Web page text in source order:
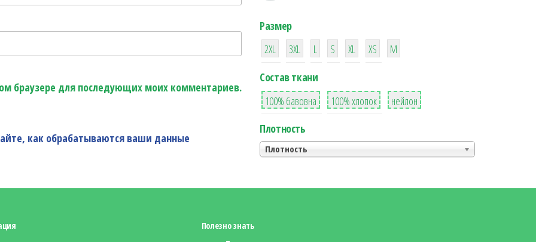
браузере для последующих моих комментариев.
как обрабатываются ваши данные
Размер
38
2XL
16
3XL
42
L
42
S
42
XL XS
М
Состав ткани
8
100% бавовна
36
100% хлопок
2
нейлон
Плотность
Плотность
Полезно знать